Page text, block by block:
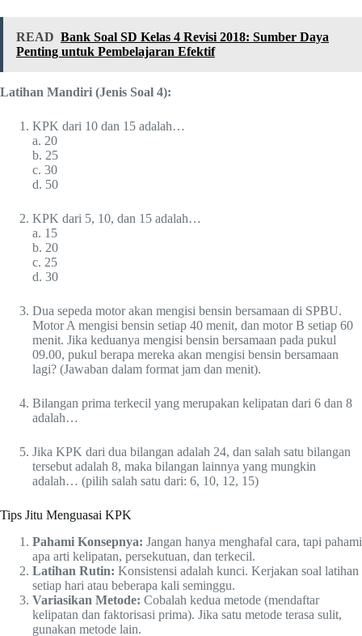
READ Bank Soal SD Kelas 4 Revisi 2018: Sumber Daya
Penting untuk Pembelajaran Efektif
Latihan Mandiri (Jenis Soal 4):
KPK dari 10 dan 15 adalah…
a. 20
b. 25
c. 30
d. 50
KPK dari 5, 10, dan 15 adalah…
a. 15
b. 20
c. 25
d. 30
Dua sepeda motor akan mengisi bensin bersamaan di SPBU.
Motor A mengisi bensin setiap 40 menit, dan motor B setiap 60
menit. Jika keduanya mengisi bensin bersamaan pada pukul
09.00, pukul berapa mereka akan mengisi bensin bersamaan
lagi? (Jawaban dalam format jam dan menit).
Bilangan prima terkecil yang merupakan kelipatan dari 6 dan 8
adalah…
Jika KPK dari dua bilangan adalah 24, dan salah satu bilangan
tersebut adalah 8, maka bilangan lainnya yang mungkin
adalah… (pilih salah satu dari: 6, 10, 12, 15)
Tips Jitu Menguasai KPK
Pahami Konsepnya: Jangan hanya menghafal cara, tapi pahami
apa arti kelipatan, persekutuan, dan terkecil.
Latihan Rutin: Konsistensi adalah kunci. Kerjakan soal latihan
setiap hari atau beberapa kali seminggu.
Variasikan Metode: Cobalah kedua metode (mendaftar
kelipatan dan faktorisasi prima). Jika satu metode terasa sulit,
gunakan metode lain.